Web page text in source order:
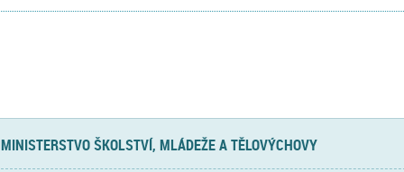
MINISTERSTVO ŠKOLSTVÍ, MLÁDEŽE A TĚLOVÝCHOVY